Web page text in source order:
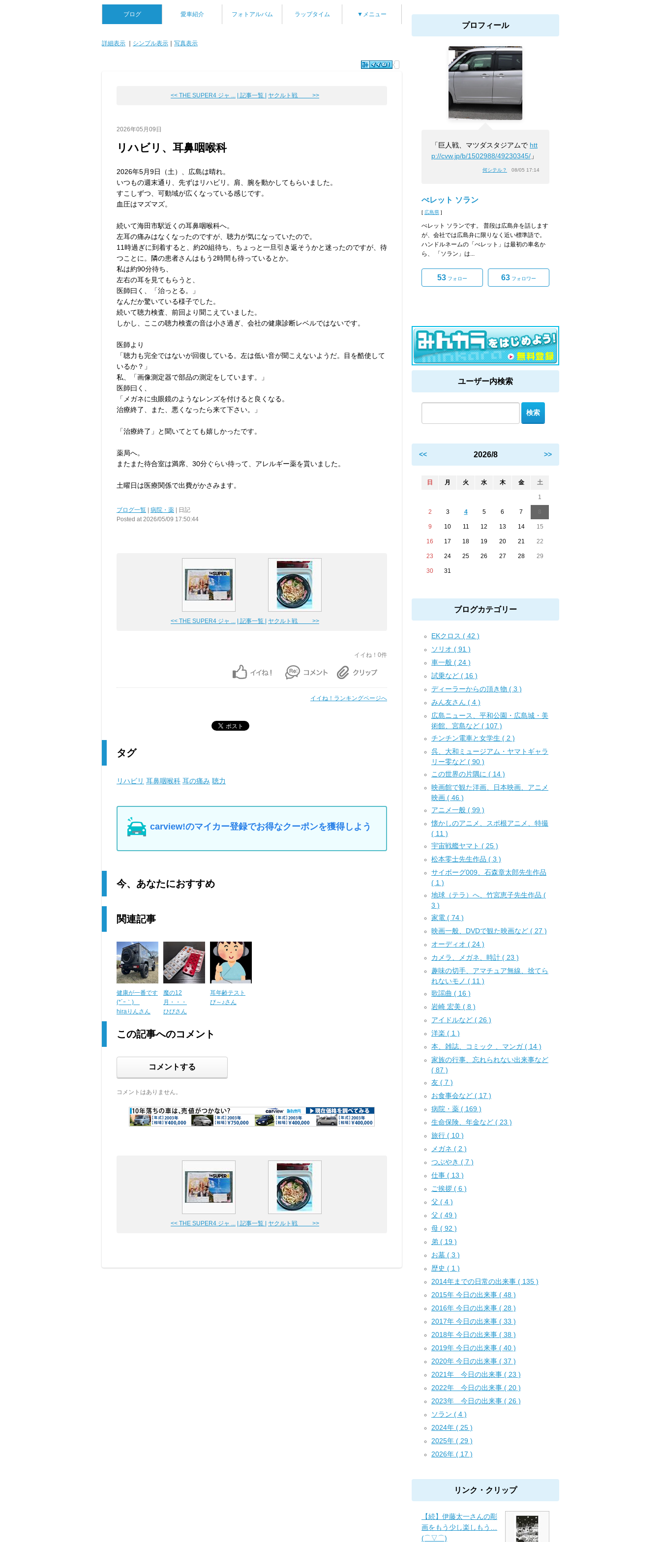
ブログ 愛車紹介 フォトアルバム ラップタイム ▼メニュー
詳細表示 シンプル表示 写真表示
<< THE SUPER4 ジャ ... | 記事一覧 | ヤクルト戦 >>
2026年05月09日
リハビリ、耳鼻咽喉科
2026年5月9日（土）、広島は晴れ。
いつもの週末通り、先ずはリハビリ。肩、腕を動かしてもらいました。
すこしずつ、可動域が広くなっている感じです。
血圧はマズマズ。
続いて海田市駅近くの耳鼻咽喉科へ。
左耳の痛みはなくなったのですが、聴力が気になっていたので。
11時過ぎに到着すると、約20組待ち、ちょっと一旦引き返そうかと迷ったのですが、待
つことに。隣の患者さんはもう2時間も待っているとか。
私は約90分待ち、
左右の耳を見てもらうと、
医師曰く、「治っとる。」
なんだか驚いている様子でした。
続いて聴力検査、前回より聞こえていました。
しかし、ここの聴力検査の音は小さ過ぎ、会社の健康診断レベルではないです。
医師より
「聴力も完全ではないが回復している。左は低い音が聞こえないようだ。目を酷使して
いるか？」
私、「画像測定器で部品の測定をしています。」
医師曰く、
「メガネに虫眼鏡のようなレンズを付けると良くなる。
治療終了、また、悪くなったら来て下さい。」
「治療終了」と聞いてとても嬉しかったです。
薬局へ。
またまた待合室は満席、30分ぐらい待って、アレルギー薬を貰いました。
土曜日は医療関係で出費がかさみます。
ブログ一覧 病院・薬 | 日記
Posted at 2026/05/09 17:50:44
<< THE SUPER4 ジャ ... | 記事一覧 | ヤクルト戦 >>
イイね！0件
イイね！ランキングページへ
タグ
リハビリ 耳鼻咽喉科 耳の痛み 聴力
carview!のマイカー登録でお得なクーポンを獲得しよう
今、あなたにおすすめ
関連記事
健康が一番です
(*´ｰ｀)ゞ
hiraりんさん
魔の12
月・・・
ひびさん
耳年齢テスト
び～♪さん
この記事へのコメント
コメントする
コメントはありません。
<< THE SUPER4 ジャ ... | 記事一覧 | ヤクルト戦 >>
プロフィール
「巨人戦、マツダスタジアムで htt
p://cvw.jp/b/1502988/49230345/ 」
何シテル？ 08/05 17:14
べレット ソラン
[ 広島県 ]
べレット ソランです。 普段は広島弁を話します
が、会社では広島弁に限りなく近い標準語で。
ハンドルネームの「べレット」は最初の車名か
ら、 「ソラン」は...
53 フォロー 63 フォロワー
ユーザー内検索
<< 2026/8 >>
日 月 火 水 木 金 土
1
2 3 4 5 6 7
9 10 11 12 13 14 15
16 17 18 19 20 21 22
23 24 25 26 27 28 29
30 31
ブログカテゴリー
EKクロス ( 42 )
ソリオ ( 91 )
車一般 ( 24 )
試乗など ( 16 )
ディーラーからの頂き物 ( 3 )
みん友さん ( 4 )
広島ニュース、平和公園・広島城・美
術館、宮島など ( 107 )
チンチン電車と女学生 ( 2 )
呉、大和ミュージアム・ヤマトギャラ
リー零など ( 90 )
この世界の片隅に ( 14 )
映画館で観た洋画、日本映画、アニメ
映画 ( 46 )
アニメ一般 ( 99 )
懐かしのアニメ、スポ根アニメ、特撮
( 11 )
宇宙戦艦ヤマト ( 25 )
松本零士先生作品 ( 3 )
サイボーグ009、石森章太郎先生作品
( 1 )
地球（テラ）へ、竹宮恵子先生作品 (
3 )
家電 ( 74 )
映画一般、DVDで観た映画など ( 27 )
オーディオ ( 24 )
カメラ、メガネ、時計 ( 23 )
趣味の切手、アマチュア無線、捨てら
れないモノ ( 11 )
歌謡曲 ( 16 )
岩崎 宏美 ( 8 )
アイドルなど ( 26 )
洋楽 ( 1 )
本、雑誌、コミック 、マンガ ( 14 )
家族の行事、忘れられない出来事など
( 87 )
友 ( 7 )
お食事会など ( 17 )
病院・薬 ( 169 )
生命保険、年金など ( 23 )
旅行 ( 10 )
メガネ ( 2 )
つぶやき ( 7 )
仕事 ( 13 )
ご挨拶 ( 6 )
父 ( 4 )
父 ( 49 )
母 ( 92 )
弟 ( 19 )
お墓 ( 3 )
歴史 ( 1 )
2014年までの日常の出来事 ( 135 )
2015年 今日の出来事 ( 48 )
2016年 今日の出来事 ( 28 )
2017年 今日の出来事 ( 33 )
2018年 今日の出来事 ( 38 )
2019年 今日の出来事 ( 40 )
2020年 今日の出来事 ( 37 )
2021年 今日の出来事 ( 23 )
2022年 今日の出来事 ( 20 )
2023年 今日の出来事 ( 26 )
ソラン ( 4 )
2024年 ( 25 )
2025年 ( 29 )
2026年 ( 17 )
リンク・クリップ
【続】伊藤太一さんの彫
画をもう少し楽しもう…
(⌒▽⌒)